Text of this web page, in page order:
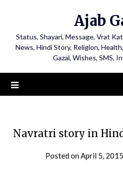
Ajab
Status, Shayari, Message, Vrat
News, Hindi Story, Religion,
Gazal, Wishes, SMS,
Navratri story in Hindi-
Posted onApril 5, 2015